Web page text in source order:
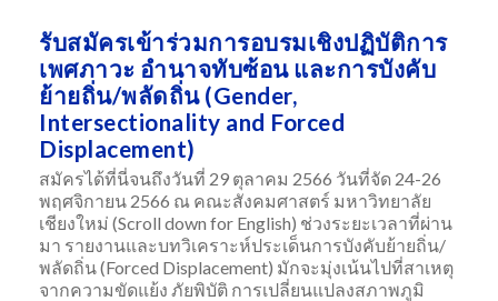
รับสมัครเข้าร่วมการอบรมเชิงปฏิบัติการ
เพศภาวะ อำนาจทับซ้อน และการบังคับ
ย้ายถิ่น/พลัดถิ่น (Gender,
Intersectionality and Forced
Displacement)
สมัครได้ที่นี่จนถึงวันที่ 29 ตุลาคม 2566 วันที่จัด 24-26
พฤศจิกายน 2566 ณ คณะสังคมศาสตร์ มหาวิทยาลัย
เชียงใหม่ (Scroll down for English) ช่วงระยะเวลาที่ผ่าน
มา รายงานและบทวิเคราะห์ประเด็นการบังคับย้ายถิ่น/
พลัดถิ่น (Forced Displacement) มักจะมุ่งเน้นไปที่สาเหตุ
จากความขัดแย้ง ภัยพิบัติ การเปลี่ยนแปลงสภาพภูมิ